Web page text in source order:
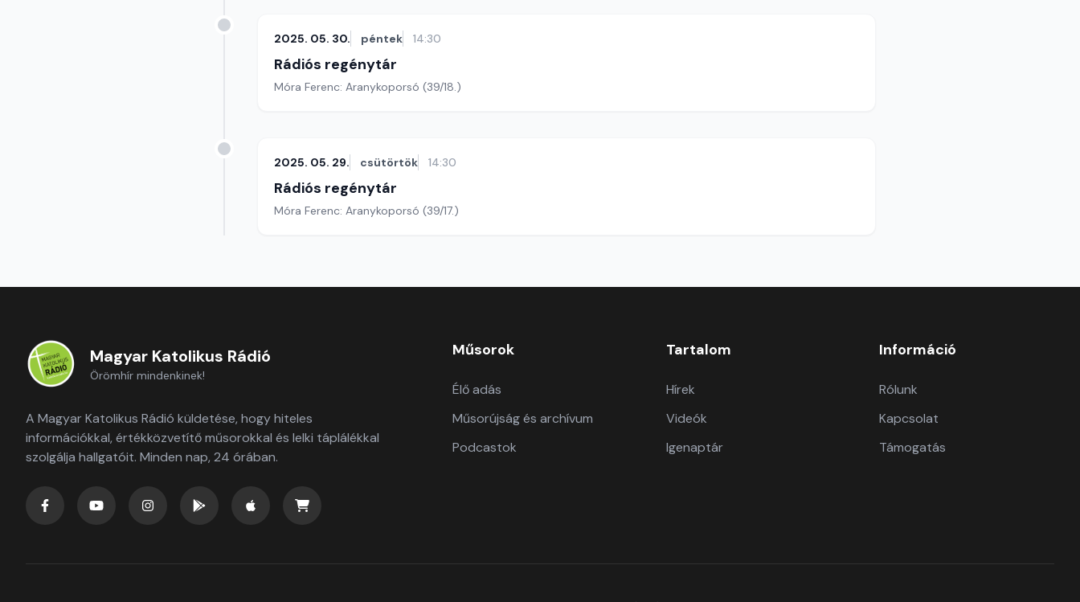
2025. 05. 30. péntek 14:30
Rádiós regénytár
Móra Ferenc: Aranykoporsó (39/18.)
2025. 05. 29. csütörtök 14:30
Rádiós regénytár
Móra Ferenc: Aranykoporsó (39/17.)
Magyar Katolikus Rádió
Örömhír mindenkinek!
A Magyar Katolikus Rádió küldetése, hogy hiteles
információkkal, értékközvetítő műsorokkal és lelki táplálékkal
szolgálja hallgatóit. Minden nap, 24 órában.
Műsorok
Élő adás
Műsorújság és archívum
Podcastok
Tartalom
Hírek
Videók
Igenaptár
Információ
Rólunk
Kapcsolat
Támogatás